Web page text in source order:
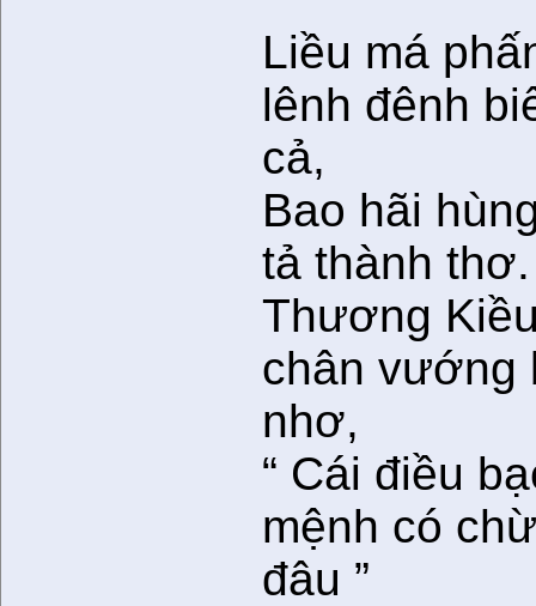
Liều má
lênh đênh
cả,
Bao hãi
tả thành thơ.
Thương
chân vướng
nhơ,
“ Cái điều
mệnh có
đâu ”